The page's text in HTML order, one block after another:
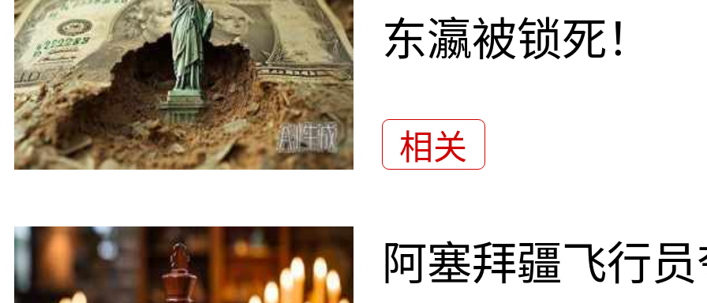
东瀛被锁死！
相关
阿塞拜疆飞行